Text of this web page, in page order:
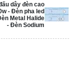
dây đèn cao
- Đèn pha led
Metal Halide
- Đèn Sodium